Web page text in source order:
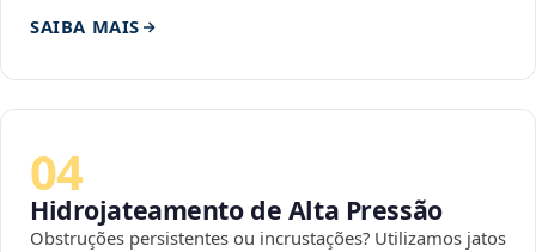
SAIBA MAIS
04
Hidrojateamento de Alta Pressão
Obstruções persistentes ou incrustações? Utilizamos jatos